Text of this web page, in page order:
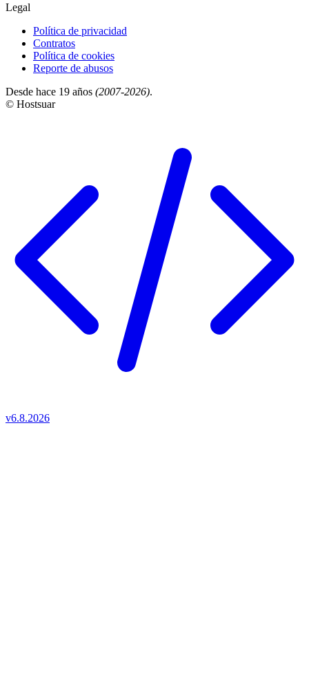
Legal
Política de privacidad
Contratos
Política de cookies
Reporte de abusos
Desde hace 19 años (2007-2026).
© Hostsuar
v6.8.2026